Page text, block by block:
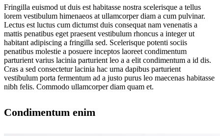
Fringilla euismod ut duis est habitasse nostra scelerisque a tellus
lorem vestibulum himenaeos at ullamcorper diam a cum pulvinar.
Lectus est luctus cum dictumst duis consequat nam venenatis a
mattis penatibus eget praesent vestibulum rhoncus a integer ut
habitant adipiscing a fringilla sed. Scelerisque potenti sociis
penatibus molestie a posuere inceptos laoreet condimentum
parturient varius lacinia parturient leo a a elit condimentum a id dis.
Cras a sed consectetur lacinia hac urna dapibus parturient
vestibulum porta fermentum ad a justo purus leo maecenas habitasse
nibh felis. Commodo ullamcorper diam quam et.
Condimentum enim